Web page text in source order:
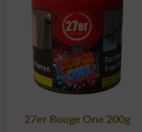
27er Rouge One 200g